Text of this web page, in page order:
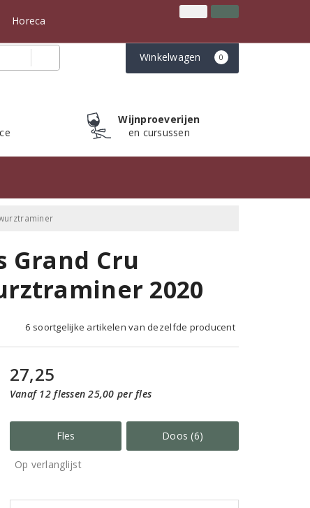
Klantenservice
Winkelwagen 0
Wijnproeverijen
en cursussen
Horeca
Grand Cru
2020
6 soortgelijke artikelen van dezelfde producent
27,25
Vanaf 12 flessen 25,00 per fles
Fles Doos (6)
Op verlanglijst